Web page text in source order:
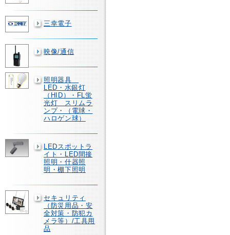
三幸電子
映像/通信
照明器具
LED・水銀灯
（HID）・FL蛍
光灯 スリムラ
ンプ・（電球・
ハロゲン球）
LEDスポットラ
イト・LED間接
照明・什器照
明・棚下照明
セキュリティ
（防災用品・安
全対策・防犯カ
メラ等）/工具用
品